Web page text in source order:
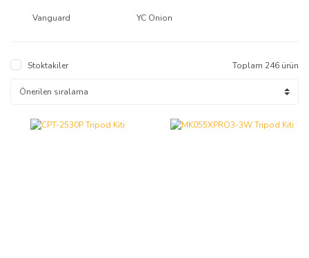
Vanguard YC Onion
Stoktakiler Toplam 246 ürün